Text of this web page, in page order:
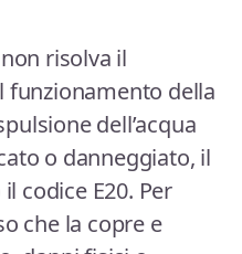
risolva il
funzionamento della
dell’acqua
o danneggiato, il
codice E20. Per
che la copre e